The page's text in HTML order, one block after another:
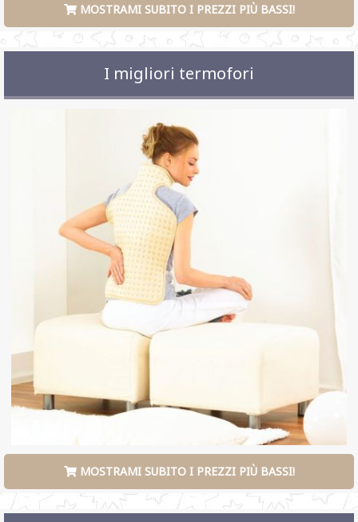
MOSTRAMI SUBITO I PREZZI PIÙ BASSI!
I migliori termofori
MOSTRAMI SUBITO I PREZZI PIÙ BASSI!